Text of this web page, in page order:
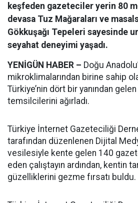
keşfeden gazeteciler yerin 80
devasa Tuz Mağaraları ve
Gökkuşağı Tepeleri sayesinde
seyahat deneyimi yaşadı.
YENİGÜN HABER – Doğu
mikroklimalarından birine sahip
Türkiye’nin dört bir yanından
temsilcilerini ağırladı.
Türkiye İnternet Gazeteciliği
tarafından düzenlenen Dijital
vesilesiyle kente gelen 140
eden çalıştayın ardından, kentin
güzelliklerini gezme fırsatı buldu.